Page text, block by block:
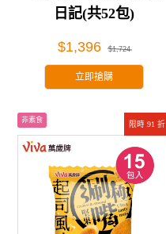
日記(共52包)
$1,396 $1,724
立即搶購
限時 91 折
非素食